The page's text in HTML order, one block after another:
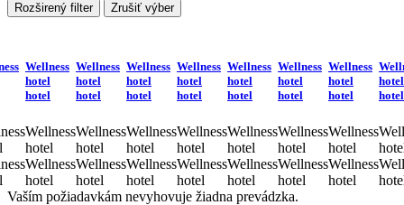
Rozširený filter Zrušiť výber
Wellness
hotel
hotel
Wellness
hotel
Wellness
hotel
Wellness
hotel
hotel
Wellness
hotel
Wellness
hotel
Wellness
hotel
hotel
Wellness
hotel
Wellness
hotel
Wellness
hotel
hotel
Wellness
hotel
Wellness
hotel
Wellness
hotel
hotel
Wellness
hotel
Wellness
hotel
Wellness
hotel
hotel
Wellness
hotel
Wellness
hotel
Wellness
hotel
hotel
Wellness
hotel
Wellness
hotel
hotel
hotel
Vaším požiadavkám nevyhovuje žiadna prevádzka.